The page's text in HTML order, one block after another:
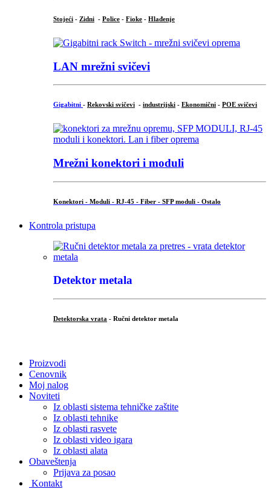
Stojeći - Zidni - Police - Fioke - Hlađenje
LAN mrežni svičevi
Gigabitni - Rekovski svičevi - industrijski - Ekonomični - POE svičevi
Mrežni konektori i moduli
Konektori - Moduli - RJ-45 - Fiber - SFP moduli - Ostalo
Kontrola pristupa
Detektor metala
Detektorska vrata - Ručni detektor metala
Proizvodi
Cenovnik
Moj nalog
Noviteti
Iz oblasti sistema tehničke zaštite
Iz oblasti tehnike
Iz oblasti rasvete
Iz oblasti video igara
Iz oblasti alata
Obaveštenja
Prijava za posao
Kontakt